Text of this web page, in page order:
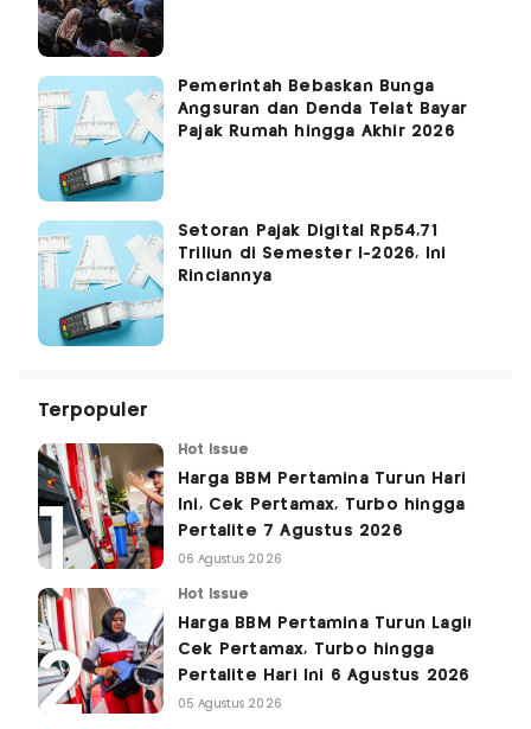
Pemerintah Bebaskan Bunga
Angsuran dan Denda Telat Bayar
Pajak Rumah hingga Akhir 2026
Setoran Pajak Digital Rp54,71
Triliun di Semester I-2026, Ini
Rinciannya
Terpopuler
Hot Issue
Harga BBM Pertamina Turun Hari
Ini, Cek Pertamax, Turbo hingga
Pertalite 7 Agustus 2026
06 Agustus 2026
Hot Issue
Harga BBM Pertamina Turun Lagi!
Cek Pertamax, Turbo hingga
Pertalite Hari Ini 6 Agustus 2026
05 Agustus 2026